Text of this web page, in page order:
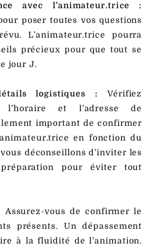
avec l’animateur.trice :
poser toutes vos questions
L’animateur.trice pourra
précieux pour que tout se
jour J.
logistiques : Vérifiez
et l’adresse de
important de confirmer
en fonction du
déconseillons d’inviter les
pour éviter tout
Assurez-vous de confirmer le
présents. Un dépassement
à la fluidité de l’animation.